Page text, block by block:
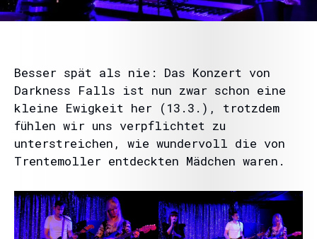
Besser spät als nie: Das Konzert von
Darkness Falls ist nun zwar schon eine
kleine Ewigkeit her (13.3.), trotzdem
fühlen wir uns verpflichtet zu
unterstreichen, wie wundervoll die von
Trentemoller entdeckten Mädchen waren.